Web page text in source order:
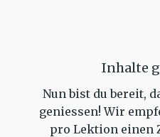
Inhalte
Nun bist du bereit,
geniessen! Wir
pro Lektion einen